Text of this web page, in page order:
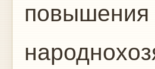
повышения